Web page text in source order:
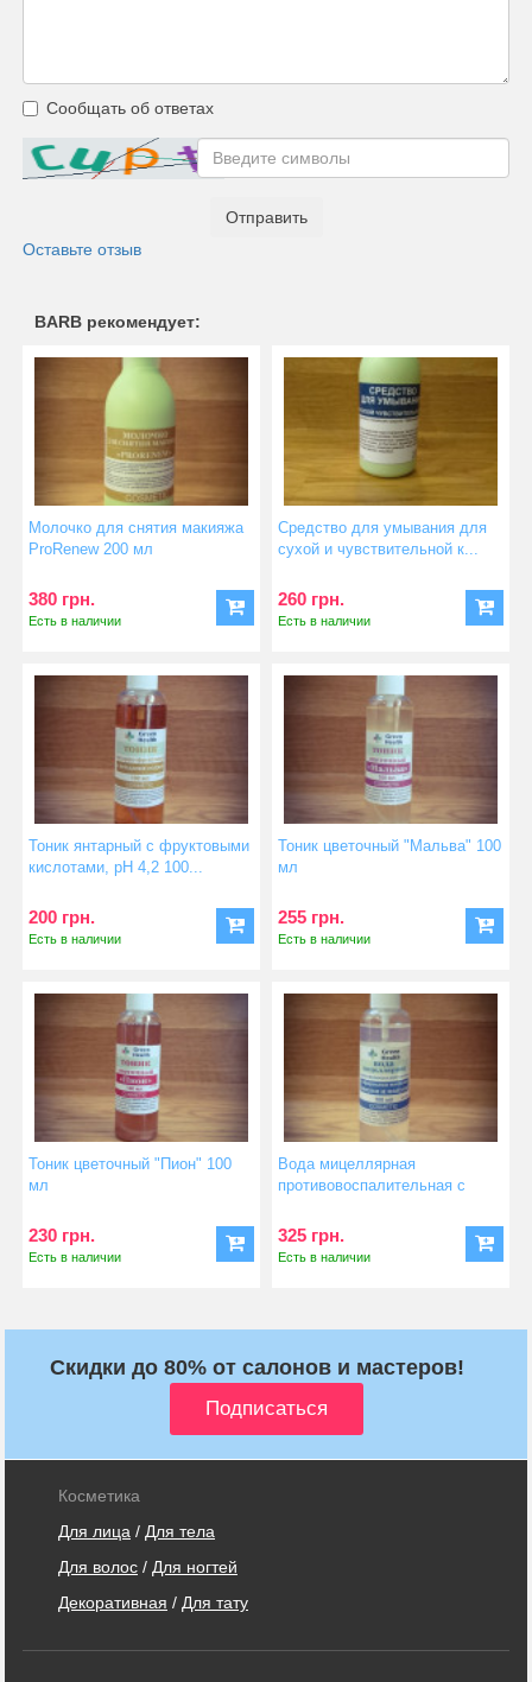
Сообщать об ответах
Отправить
Оставьте отзыв
BARB рекомендует:
Молочко для снятия макияжа
ProRenew 200 мл
380 грн.
Есть в наличии
Средство для умывания для
сухой и чувствительной к...
260 грн.
Есть в наличии
Тоник янтарный с фруктовыми
кислотами, pH 4,2 100...
200 грн.
Есть в наличии
Тоник цветочный "Мальва" 100
мл
255 грн.
Есть в наличии
Тоник цветочный "Пион" 100
мл
230 грн.
Есть в наличии
Вода мицеллярная
противовоспалительная с
325 грн.
Есть в наличии
Скидки до 80% от салонов и мастеров!
Косметика
Для лица / Для тела
Для волос / Для ногтей
Декоративная / Для тату